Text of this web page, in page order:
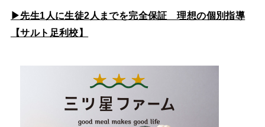
▶先生1人に生徒2人までを完全保証 理想の個別指導
【サルト足利校】